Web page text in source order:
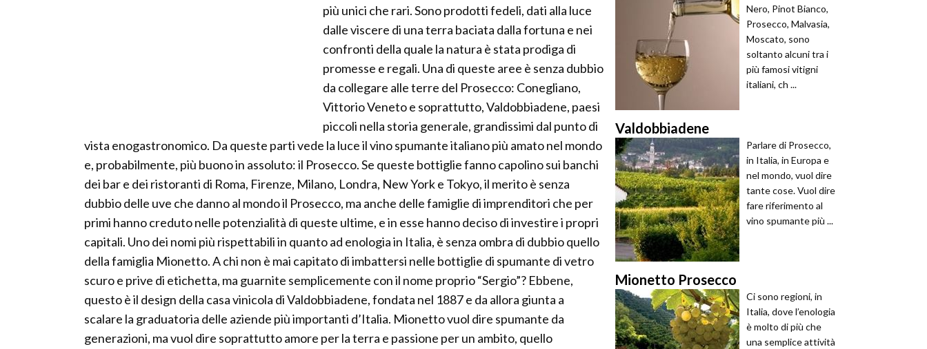
più unici che rari. Sono prodotti fedeli, dati alla luce
dalle viscere di una terra baciata dalla fortuna e nei
confronti della quale la natura è stata prodiga di
promesse e regali. Una di queste aree è senza dubbio
da collegare alle terre del Prosecco: Conegliano,
Vittorio Veneto e soprattutto, Valdobbiadene, paesi
piccoli nella storia generale, grandissimi dal punto di
vista enogastronomico. Da queste parti vede la luce il vino spumante italiano più amato nel mondo
e, probabilmente, più buono in assoluto: il Prosecco. Se queste bottiglie fanno capolino sui banchi
dei bar e dei ristoranti di Roma, Firenze, Milano, Londra, New York e Tokyo, il merito è senza
dubbio delle uve che danno al mondo il Prosecco, ma anche delle famiglie di imprenditori che per
primi hanno creduto nelle potenzialità di queste ultime, e in esse hanno deciso di investire i propri
capitali. Uno dei nomi più rispettabili in quanto ad enologia in Italia, è senza ombra di dubbio quello
della famiglia Mionetto. A chi non è mai capitato di imbattersi nelle bottiglie di spumante di vetro
scuro e prive di etichetta, ma guarnite semplicemente con il nome proprio “Sergio”? Ebbene,
questo è il design della casa vinicola di Valdobbiadene, fondata nel 1887 e da allora giunta a
scalare la graduatoria delle aziende più importanti d’Italia. Mionetto vuol dire spumante da
generazioni, ma vuol dire soprattutto amore per la terra e passione per un ambito, quello
Nero, Pinot Bianco,
Prosecco, Malvasia,
Moscato, sono
soltanto alcuni tra i
più famosi vitigni
italiani, ch ...
Valdobbiadene
Parlare di Prosecco,
in Italia, in Europa e
nel mondo, vuol dire
tante cose. Vuol dire
fare riferimento al
vino spumante più ...
Mionetto Prosecco
Ci sono regioni, in
Italia, dove l’enologia
è molto di più che
una semplice attività